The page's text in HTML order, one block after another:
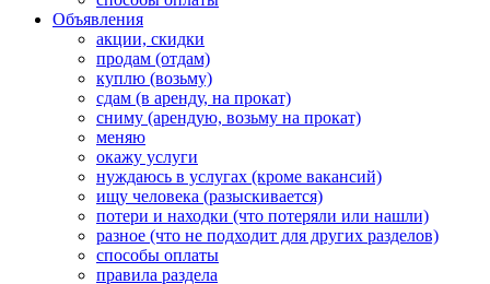
Объявления
акции, скидки
продам (отдам)
куплю (возьму)
сдам (в аренду, на прокат)
сниму (арендую, возьму на прокат)
меняю
окажу услуги
нуждаюсь в услугах (кроме вакансий)
ищу человека (разыскивается)
потери и находки (что потеряли или нашли)
разное (что не подходит для других разделов)
способы оплаты
правила раздела